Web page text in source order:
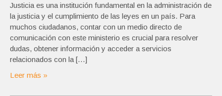
Justicia es una institución fundamental en la administración de
la justicia y el cumplimiento de las leyes en un país. Para
muchos ciudadanos, contar con un medio directo de
comunicación con este ministerio es crucial para resolver
dudas, obtener información y acceder a servicios
relacionados con la […]
Leer más »